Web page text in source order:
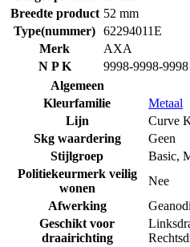
Breedte product 52 mm
Type(nummer) 62294011E
Merk
AXA
N P K
9998-9998-9998
Algemeen
Kleurfamilie
Metaal
Lijn
Curve
Skg waardering
Geen
Stijlgroep
Basic,
Politiekeurmerk veilig
wonen
Nee
Afwerking
Geschikt voor
draairichting